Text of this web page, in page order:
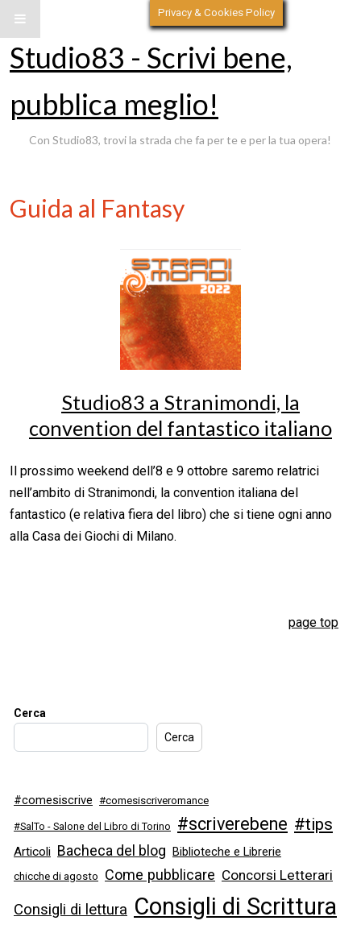
Studio83 - Scrivi bene,
pubblica meglio!
Con Studio83, trovi la strada che fa per te e per la tua opera!
Guida al Fantasy
Studio83 a Stranimondi, la
convention del fantastico italiano
Il prossimo weekend dell’8 e 9 ottobre saremo relatrici
nell’ambito di Stranimondi, la convention italiana del
fantastico (e relativa fiera del libro) che si tiene ogni anno
alla Casa dei Giochi di Milano.
page top
Cerca
Cerca
#comesiscrive #comesiscriveromance
#SalTo - Salone del Libro di Torino #scriverebene #tips
Articoli Bacheca del blog Biblioteche e Librerie
chicche di agosto Come pubblicare Concorsi Letterari
Consigli di lettura Consigli di Scrittura
Privacy & Cookies Policy